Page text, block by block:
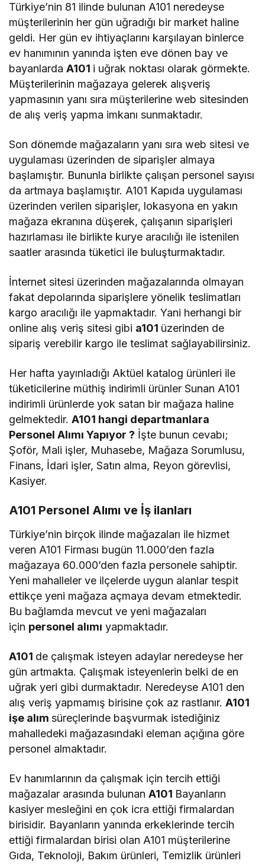
Türkiye’nin 81 ilinde bulunan A101 neredeyse
müşterilerinin her gün uğradığı bir market haline
geldi. Her gün ev ihtiyaçlarını karşılayan binlerce
ev hanımının yanında işten eve dönen bay ve
bayanlardaA101 i uğrak noktası olarak görmekte.
Müşterilerinin mağazaya gelerek alışveriş
yapmasının yanı sıra müşterilerine web sitesinden
de alış veriş yapma imkanı sunmaktadır.
Son dönemde mağazaların yanı sıra web sitesi ve
uygulaması üzerinden de siparişler almaya
başlamıştır. Bununla birlikte çalışan personel sayısı
da artmaya başlamıştır. A101 Kapıda uygulaması
üzerinden verilen siparişler, lokasyona en yakın
mağaza ekranına düşerek, çalışanın siparişleri
hazırlaması ile birlikte kurye aracılığı ile istenilen
saatler arasında tüketici ile buluşturmaktadır.
İnternet sitesi üzerinden mağazalarında olmayan
fakat depolarında siparişlere yönelik teslimatları
kargo aracılığı ile yapmaktadır. Yani herhangi bir
online alış veriş sitesi gibi a101 üzerinden de
sipariş verebilir kargo ile teslimat sağlayabilirsiniz.
Her hafta yayınladığı Aktüel katalog ürünleri ile
tüketicilerine müthiş indirimli ürünler Sunan A101
indirimli ürünlerde yok satan bir mağaza haline
gelmektedir.A101 hangi departmanlara
Personel Alımı Yapıyor ? İşte bunun cevabı;
Şoför, Mali işler, Muhasebe, Mağaza Sorumlusu,
Finans, İdari işler, Satın alma, Reyon görevlisi,
Kasiyer.
A101 Personel Alımı ve İş ilanları
Türkiye’nin birçok ilinde mağazaları ile hizmet
veren A101 Firması bugün 11.000’den fazla
mağazaya 60.000’den fazla personele sahiptir.
Yeni mahalleler ve ilçelerde uygun alanlar tespit
ettikçe yeni mağaza açmaya devam etmektedir.
Bu bağlamda mevcut ve yeni mağazaları
için personel alımı yapmaktadır.
A101 de çalışmak isteyen adaylar neredeyse her
gün artmakta. Çalışmak isteyenlerin belki de en
uğrak yeri gibi durmaktadır. Neredeyse A101 den
alış veriş yapmamış birisine çok az rastlanır.A101
işe alımsüreçlerinde başvurmak istediğiniz
mahalledeki mağazasındaki eleman açığına göre
personel almaktadır.
Ev hanımlarının da çalışmak için tercih ettiği
mağazalar arasında bulunanA101 Bayanların
kasiyer mesleğini en çok icra ettiği firmalardan
birisidir. Bayanların yanında erkeklerinde tercih
ettiği firmalardan birisi olan A101 müşterilerine
Gıda, Teknoloji, Bakım ürünleri, Temizlik ürünleri